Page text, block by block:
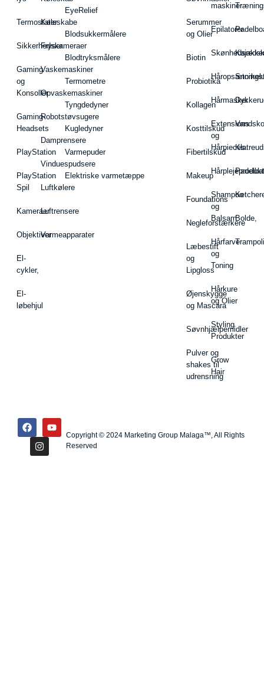
Termostater
Sikkerhedskameraer
Gaming
og
Konsoller
Gaming-
Headsets
PlayStation
PlayStation
Spil
Kameraer
Objektiver
El-
cykler,
El-
løbehjul
Køleskabe
Fryser
Vaskemaskiner
Opvaskemaskiner
Robotstøvsugere
Damprensere
Vinduespudsere
Luftkølere
Luftrensere
Varmeapparater
EyeRelief
Blodsukkermålere
Blodtryksmålere
Termometre
Tyngdedyner
Kugledyner
Varmepuder
Elektriske varmetæppe
Serummer
og Olier
Biotin
Probiotika
Kollagen
Kosttilskud
Fibertilskud
Makeup
Foundations
Negleforstærkere
Læbestift
og
Lipgloss
Øjenskygge
og Mascara
Søvnhjælpemidler
Pulver og
shakes til
udrensning
maskiner
Epilatorer
Hårmasker
Extensions
og
Hårpieces
Shampoo
og
Balsam
Hårfarve
og
Toning
Hårkure
og Olier
Styling
Produkter
Grow
Hair
Vandsko
Bolde,
Copyright © 2024 Marketing Group Malaga™, All Rights
Reserved